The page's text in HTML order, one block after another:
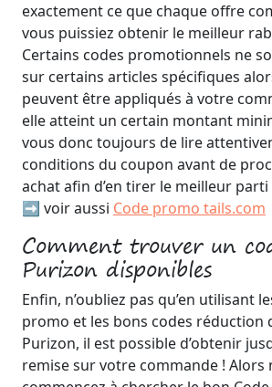
exactement ce que chaque offre
vous puissiez obtenir le meilleur
Certains codes promotionnels ne
sur certains articles spécifiques
peuvent être appliqués à votre
elle atteint un certain montant
vous donc toujours de lire
conditions du coupon avant de
achat afin d’en tirer le meilleur parti
➡️ voir aussi Code promo tails.com
Comment trouver un
Purizon disponibles
Enfin, n’oubliez pas qu’en utilisant
promo et les bons codes réduction
Purizon, il est possible d’obtenir
remise sur votre commande ! Alors